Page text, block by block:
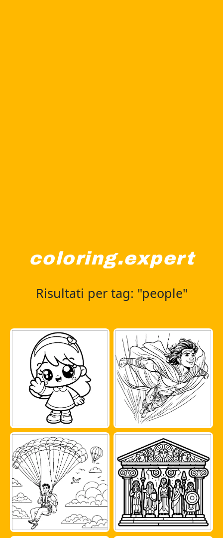
coloring.expert
Risultati per tag: "people"